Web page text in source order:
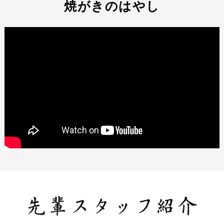
焼がきのはやし